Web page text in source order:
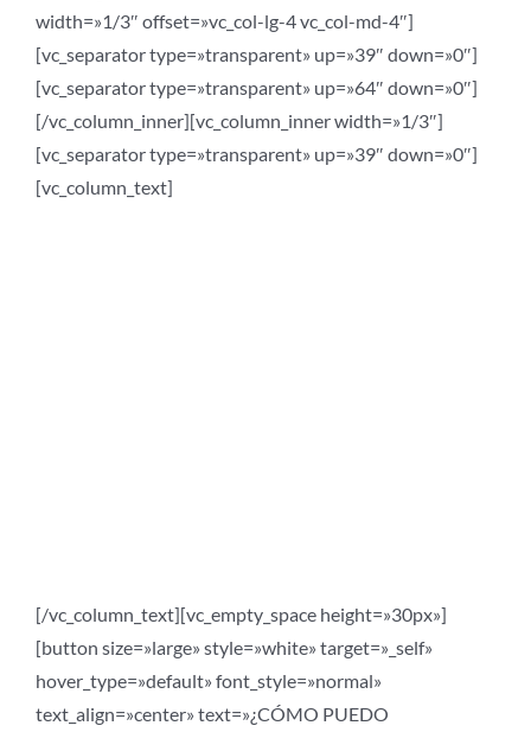
width=»1/3″ offset=»vc_col-lg-4 vc_col-md-4″]
[vc_separator type=»transparent» up=»39″ down=»0″]
[vc_separator type=»transparent» up=»64″ down=»0″]
[/vc_column_inner][vc_column_inner width=»1/3″]
[vc_separator type=»transparent» up=»39″ down=»0″]
[vc_column_text]
[/vc_column_text][vc_empty_space height=»30px»]
[button size=»large» style=»white» target=»_self»
hover_type=»default» font_style=»normal»
text_align=»center» text=»¿CÓMO PUEDO